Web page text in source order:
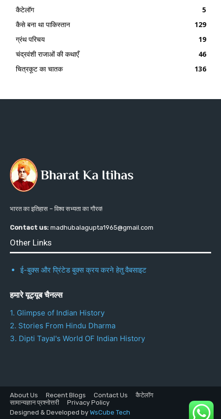
कैटेलॉग
5
कैसे बना था पाकिस्तान
129
ग्रंथ परिचय
19
चंद्रवंशी राजाओं की कथाएँ
46
चित्रकूट का चातक
136
भारत का इतिहास – विश्व सभ्यता का गौरव!
Contact us: madhubalagupta1965@gmail.com
Other Links
ई-बुक्स और प्रिंटेड बुक्स क्रय करने हेतु वैबसाइट
हमारे यूट्यूब चैनल्स
1. Glimpse of Indian History
2. Stories From Hindu Dharma
3. Dipti Tayal's World OF Indian History
About Us Recent Blogs Contact Us
कैटेलॉग
सामान्यज्ञान प्रश्नोत्तरी
Privacy Policy
Designed & Developed by WsCube Tech